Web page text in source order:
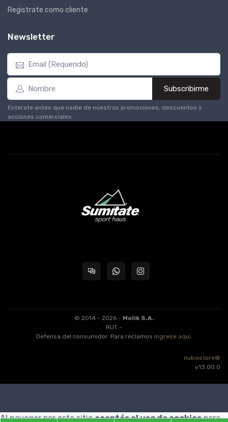
Registrate como cliente
Newsletter
Subscribirme
Enterate antes que nadie de nuestras promociones, descuentos y
acciones comerciales.
© 2014 - 2026 - Molik S.A.
RUT -
Defensa del consumidor. Para reclamos ingrese aquí.
nubixstore®
v13.00.0
Al navegar por este sitioaceptás el uso de cookiespara